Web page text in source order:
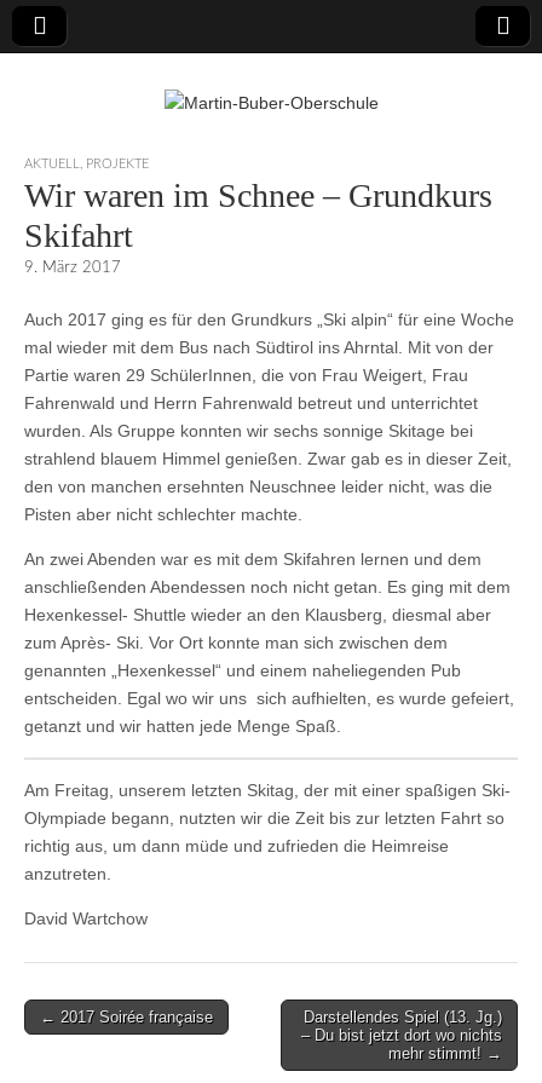
Martin-Buber-
AKTUELL PROJEKTE
Wir waren im Schnee – Grundkurs
Skifahrt
9. März 2017
Auch 2017 ging es für den Grundkurs „Ski alpin“ für eine Woche
mal wieder mit dem Bus nach Südtirol ins Ahrntal. Mit von der
Partie waren 29 SchülerInnen, die von Frau Weigert, Frau
Fahrenwald und Herrn Fahrenwald betreut und unterrichtet
wurden. Als Gruppe konnten wir sechs sonnige Skitage bei
strahlend blauem Himmel genießen. Zwar gab es in dieser Zeit,
den von manchen ersehnten Neuschnee leider nicht, was die
Pisten aber nicht schlechter machte.
An zwei Abenden war es mit dem Skifahren lernen und dem
anschließenden Abendessen noch nicht getan. Es ging mit dem
Hexenkessel- Shuttle wieder an den Klausberg, diesmal aber
zum Après- Ski. Vor Ort konnte man sich zwischen dem
genannten „Hexenkessel“ und einem naheliegenden Pub
entscheiden. Egal wo wir uns sich aufhielten, es wurde gefeiert,
getanzt und wir hatten jede Menge Spaß.
Am Freitag, unserem letzten Skitag, der mit einer spaßigen Ski-
Olympiade begann, nutzten wir die Zeit bis zur letzten Fahrt so
richtig aus, um dann müde und zufrieden die Heimreise
anzutreten.
David Wartchow
Post← 2017 Soirée française
Darstellendes Spiel (13. Jg.)
– Du bist jetzt dort wo nichts
mehr stimmt! →